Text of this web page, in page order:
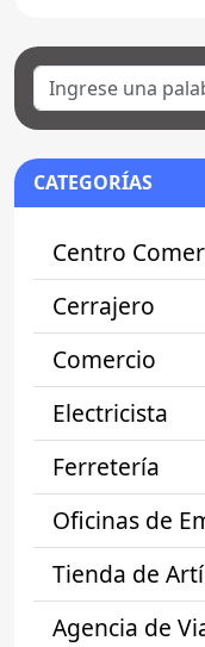
CATEGORÍAS
Centro
Cerrajero
Comercio
Electricista
Ferretería
Oficinas de
Tienda de
Agencia de